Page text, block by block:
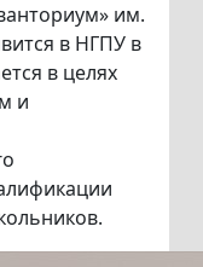
им.
в НГПУ в
в целях
и